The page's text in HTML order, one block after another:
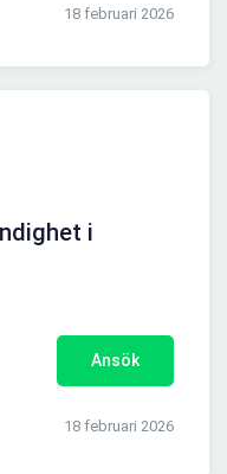
18 februari 2026
i
Ansök
18 februari 2026